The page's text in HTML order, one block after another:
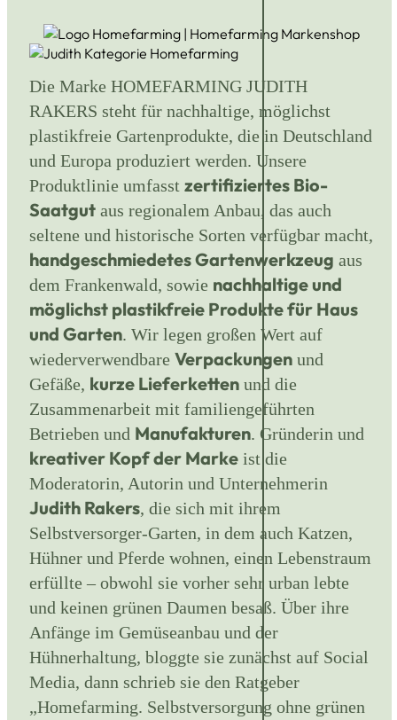
Die Marke HOMEFARMING JUDITH
RAKERS steht für nachhaltige, möglichst
plastikfreie Gartenprodukte, die in Deutschland
und Europa produziert werden. Unsere
Produktlinie umfasst zertifiziertes Bio-
Saatgut aus regionalem Anbau, das auch
seltene und historische Sorten verfügbar macht,
handgeschmiedetes Gartenwerkzeug aus
dem Frankenwald, sowie nachhaltige und
möglichst plastikfreie Produkte für Haus
und Garten. Wir legen großen Wert auf
wiederverwendbare Verpackungen und
Gefäße, kurze Lieferketten und die
Zusammenarbeit mit familiengeführten
Betrieben und Manufakturen. Gründerin und
kreativer Kopf der Marke ist die
Moderatorin, Autorin und Unternehmerin
Judith Rakers, die sich mit ihrem
Selbstversorger-Garten, in dem auch Katzen,
Hühner und Pferde wohnen, einen Lebenstraum
erfüllte – obwohl sie vorher sehr urban lebte
und keinen grünen Daumen besaß. Über ihre
Anfänge im Gemüseanbau und der
Hühnerhaltung, bloggte sie zunächst auf Social
Media, dann schrieb sie den Ratgeber
„Homefarming. Selbstversorgung ohne grünen